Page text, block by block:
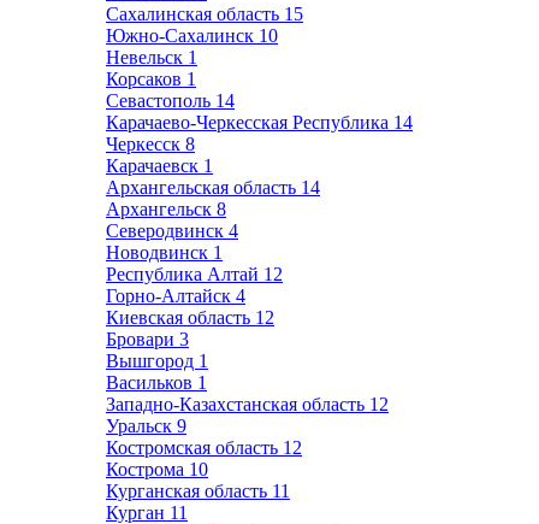
Сахалинская область 15
Южно-Сахалинск 10
Невельск 1
Корсаков 1
Севастополь 14
Карачаево-Черкесская Республика 14
Черкесск 8
Карачаевск 1
Архангельская область 14
Архангельск 8
Северодвинск 4
Новодвинск 1
Республика Алтай 12
Горно-Алтайск 4
Киевская область 12
Бровари 3
Вышгород 1
Васильков 1
Западно-Казахстанская область 12
Уральск 9
Костромская область 12
Кострома 10
Курганская область 11
Курган 11